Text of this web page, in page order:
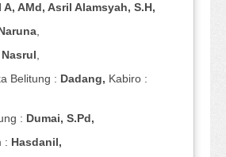
A, AMd, Asril Alamsyah, S.H,
,
Nasrul,
Belitung : Dadang, Kabiro :
: Dumai, S.Pd,
: Hasdanil,